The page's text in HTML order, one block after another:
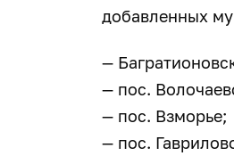
добавленных
—
— пос.
— пос. Взморье;
— пос.